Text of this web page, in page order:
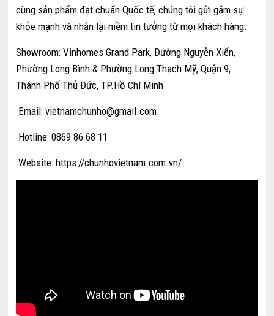
cùng sản phẩm đạt chuẩn Quốc tế, chúng tôi gửi gắm sự
khỏe mạnh và nhận lại niềm tin tưởng từ mọi khách hàng.
Showroom: Vinhomes Grand Park, Đường Nguyễn Xiển,
Phường Long Bình & Phường Long Thạch Mỹ, Quận 9,
Thành Phố Thủ Đức, TP.Hồ Chí Minh
Email:vietnamchunho@gmail.com
Hotline: 0869 86 68 11
Website: https://chunhovietnam.com.vn/